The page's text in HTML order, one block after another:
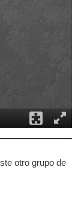
otro grupo de